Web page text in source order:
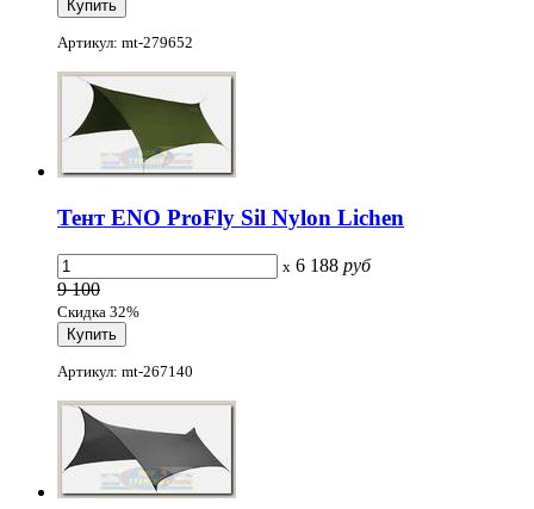
Артикул: mt-279652
Тент ENO ProFly Sil Nylon Lichen
x 6 188 руб
9 100
Скидка 32%
Артикул: mt-267140